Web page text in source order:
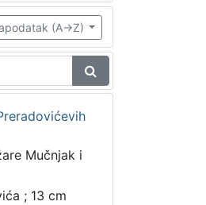
(A->Z)
Mučnjak i
; 13 cm